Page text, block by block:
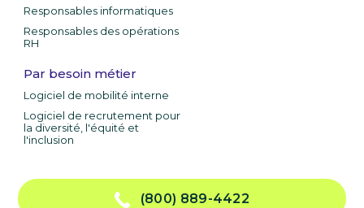
Responsables informatiques
Responsables des opérations
RH
Par besoin métier
Logiciel de mobilité interne
Logiciel de recrutement pour
la diversité, l'équité et
l'inclusion
(800) 889-4422